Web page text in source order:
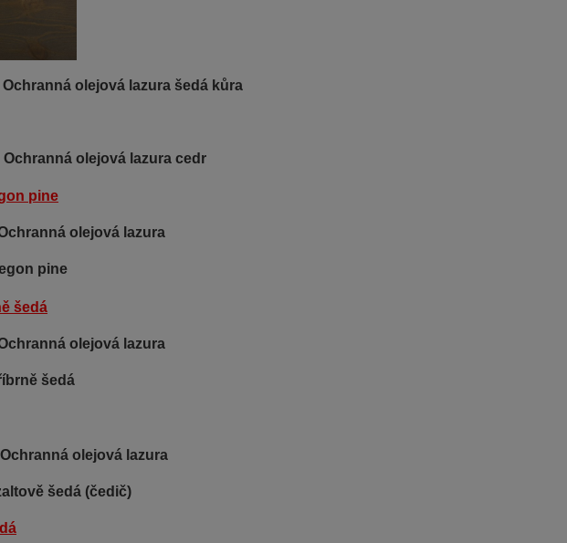
olejová lazura šedá kůra
olejová lazura cedr
olejová lazura
pine
olejová lazura
šedá
olejová lazura